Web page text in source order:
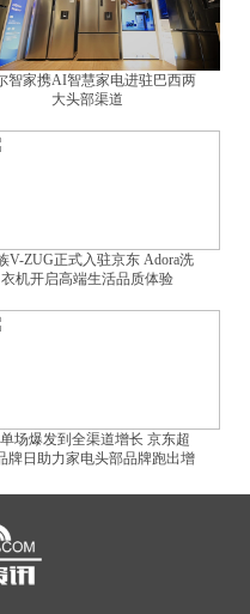
智家携AI智慧家电进驻巴西两
大头部渠道
V-ZUG正式入驻京东 Adora洗
衣机开启高端生活品质体验
场爆发到全渠道增长 京东超
牌日助力家电头部品牌跑出增